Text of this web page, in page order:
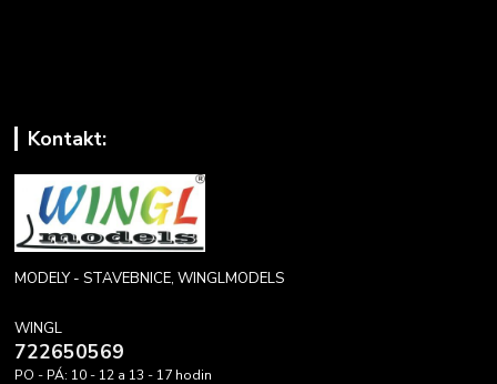
Kontakt:
MODELY - STAVEBNICE, WINGLMODELS
WINGL
722650569
PO - PÁ: 10 - 12 a 13 - 17 hodin